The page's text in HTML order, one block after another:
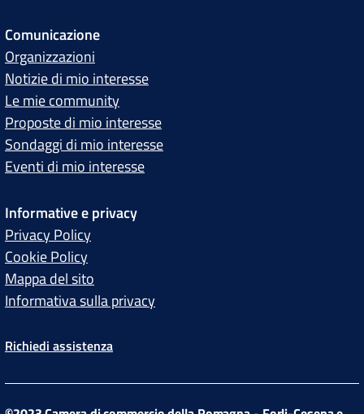
Comunicazione
Organizzazioni
Notizie di mio interesse
Le mie community
Proposte di mio interesse
Sondaggi di mio interesse
Eventi di mio interesse
Informative e privacy
Privacy Policy
Cookie Policy
Mappa del sito
Informativa sulla privacy
Richiedi assistenza